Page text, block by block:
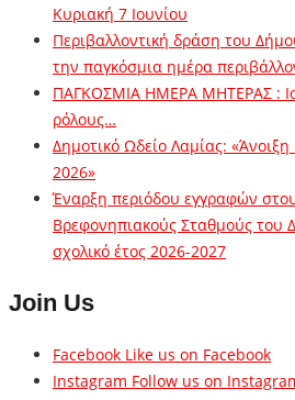
Κυριακή 7 Ιουνίου
Περιβαλλοντική δράση του
την παγκόσμια ημέρα
ΠΑΓΚΟΣΜΙΑ ΗΜΕΡΑ ΜΗΤΕΡΑΣ :
ρόλους…
Δημοτικό Ωδείο Λαμίας:
2026»
Έναρξη περιόδου εγγραφών
Βρεφονηπιακούς Σταθμούς του
σχολικό έτος 2026-2027
Join Us
Facebook Like us on Facebook
Instagram Follow us on